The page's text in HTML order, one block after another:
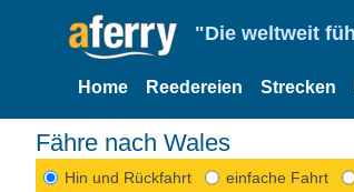
"Die weltweit
Home Reedereien Strecken
Fähre nach Wales
Hin und Rückfahrt einfache Fahrt